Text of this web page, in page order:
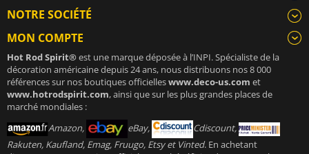
NOTRE SOCIÉTÉ
MON COMPTE
Hot Rod Spirit®est une marque déposée à l’INPI. Spécialiste de la
décoration américaine depuis 24 ans, nous distribuons nos 8 000
références sur nos boutiques officielleswww.deco-us.com et
www.hotrodspirit.com, ainsi que sur les plus grandes places de
marché mondiales :
Amazon,
eBay,
Cdiscount,
Rakuten, Kaufland, Emag, Fruugo, Etsy et Vinted. En achetant